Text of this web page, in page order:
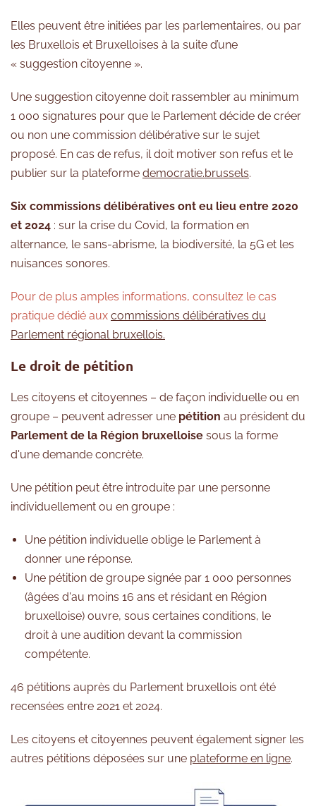
Elles peuvent être initiées par les parlementaires, ou par
les Bruxellois et Bruxelloises à la suite d’une
« suggestion citoyenne ».
Une suggestion citoyenne doit rassembler au minimum
1 000 signatures pour que le Parlement décide de créer
ou non une commission délibérative sur le sujet
proposé. En cas de refus, il doit motiver son refus et le
publier sur la plateforme democratie.brussels.
Six commissions délibératives ont eu lieu entre 2020
et 2024 : sur la crise du Covid, la formation en
alternance, le sans-abrisme, la biodiversité, la 5G et les
nuisances sonores.
Pour de plus amples informations, consultez le cas
pratique dédié aux commissions délibératives du
Parlement régional bruxellois.
Le droit de pétition
Les citoyens et citoyennes – de façon individuelle ou en
groupe – peuvent adresser une pétition au président du
Parlement de la Région bruxelloise sous la forme
d'une demande concrète.
Une pétition peut être introduite par une personne
individuellement ou en groupe :
Une pétition individuelle oblige le Parlement à
donner une réponse.
Une pétition de groupe signée par 1 000 personnes
(âgées d'au moins 16 ans et résidant en Région
bruxelloise) ouvre, sous certaines conditions, le
droit à une audition devant la commission
compétente.
46 pétitions auprès du Parlement bruxellois ont été
recensées entre 2021 et 2024.
Les citoyens et citoyennes peuvent également signer les
autres pétitions déposées sur une plateforme en ligne.